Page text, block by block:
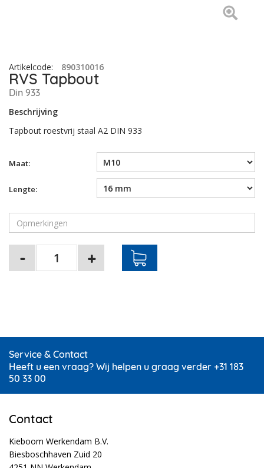
Artikelcode: 890310016
RVS Tapbout
Din 933
Beschrijving
Tapbout roestvrij staal A2 DIN 933
Maat:
Lengte:
Service & Contact
Heeft u een vraag? Wij helpen u graag verder +31 183
50 33 00
Contact
Kieboom Werkendam B.V.
Biesboschhaven Zuid 20